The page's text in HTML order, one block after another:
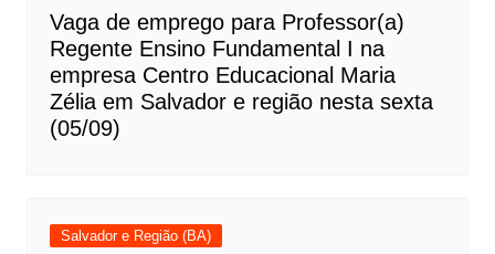
Vaga de emprego para Professor(a)
Regente Ensino Fundamental I na
empresa Centro Educacional Maria
Zélia em Salvador e região nesta sexta
(05/09)
Salvador e Região (BA)